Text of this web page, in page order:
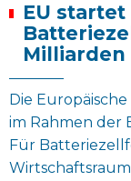
EU
Milliarden
Die
im Rahmen der
Für